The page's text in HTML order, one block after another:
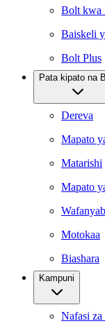
Bolt kwa
Baiskeli
Bolt Plus
Pata kipato na
Dereva
Mapato
Matarishi
Mapato
Motokaa
Biashara
Kampuni
Nafasi za